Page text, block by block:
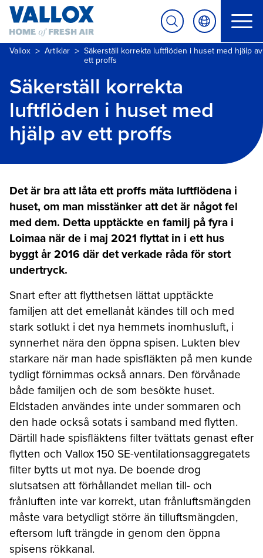
Vallox > Artiklar > Säkerställ korrekta luftflöden i huset med hjälp av
ett proffs
Säkerställ korrekta
luftflöden i huset med
hjälp av ett proffs
Det är bra att låta ett proffs mäta luftflödena i
huset, om man misstänker att det är något fel
med dem. Detta upptäckte en familj på fyra i
Loimaa när de i maj 2021 flyttat in i ett hus
byggt år 2016 där det verkade råda för stort
undertryck.
Snart efter att flytthetsen lättat upptäckte
familjen att det emellanåt kändes till och med
stark sotlukt i det nya hemmets inomhusluft, i
synnerhet nära den öppna spisen. Lukten blev
starkare när man hade spisfläkten på men kunde
tydligt förnimmas också annars. Den förvånade
både familjen och de som besökte huset.
Eldstaden användes inte under sommaren och
den hade också sotats i samband med flytten.
Därtill hade spisfläktens filter tvättats genast efter
flytten och Vallox 150 SE-ventilationsaggregatets
filter bytts ut mot nya. De boende drog
slutsatsen att förhållandet mellan till- och
frånluften inte var korrekt, utan frånluftsmängden
måste vara betydligt större än tilluftsmängden,
eftersom luft trängde in genom den öppna
spisens rökkanal.